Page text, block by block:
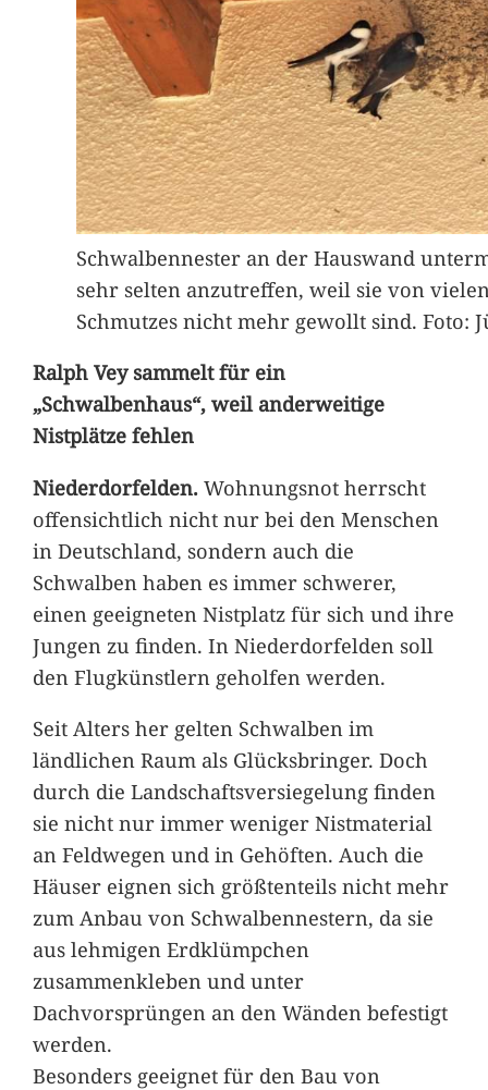
Schwalbennester an der Hauswand
sehr selten anzutreffen, weil sie von
Schmutzes nicht mehr gewollt sind. Foto:
Ralph Vey sammelt für ein
„Schwalbenhaus“, weil anderweitige
Nistplätze fehlen
Niederdorfelden.Wohnungsnot herrscht
offensichtlich nicht nur bei den Menschen
in Deutschland, sondern auch die
Schwalben haben es immer schwerer,
einen geeigneten Nistplatz für sich und ihre
Jungen zu finden. In Niederdorfelden soll
den Flugkünstlern geholfen werden.
Seit Alters her gelten Schwalben im
ländlichen Raum als Glücksbringer. Doch
durch die Landschaftsversiegelung finden
sie nicht nur immer weniger Nistmaterial
an Feldwegen und in Gehöften. Auch die
Häuser eignen sich größtenteils nicht mehr
zum Anbau von Schwalbennestern, da sie
aus lehmigen Erdklümpchen
zusammenkleben und unter
Dachvorsprüngen an den Wänden befestigt
werden.
Besonders geeignet für den Bau von